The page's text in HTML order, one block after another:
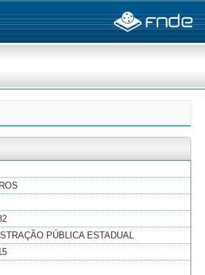
PÚBLICA ESTADUAL